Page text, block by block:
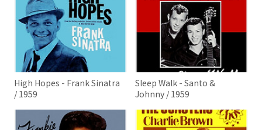
High Hopes - Frank Sinatra
/ 1959
Sleep Walk - Santo &
Johnny / 1959